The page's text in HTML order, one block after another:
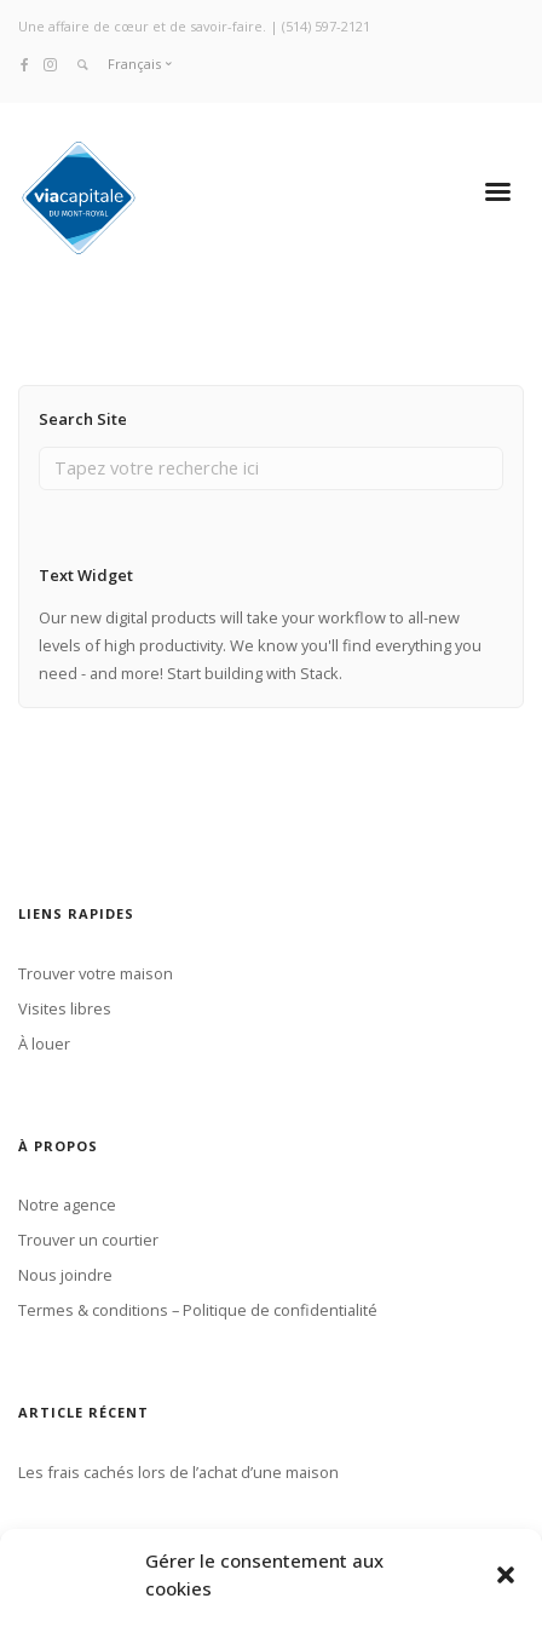
Gérer le consentement aux
cookies
Une affaire de cœur et de savoir-faire. | (514) 597-2121
Français
Search Site
Text Widget
Our new digital products will take your workflow to all-new
levels of high productivity. We know you'll find everything you
need - and more! Start building with Stack.
LIENS RAPIDES
Trouver votre maison
Visites libres
À louer
À PROPOS
Notre agence
Trouver un courtier
Nous joindre
Termes & conditions – Politique de confidentialité
ARTICLE RÉCENT
Les frais cachés lors de l’achat d’une maison